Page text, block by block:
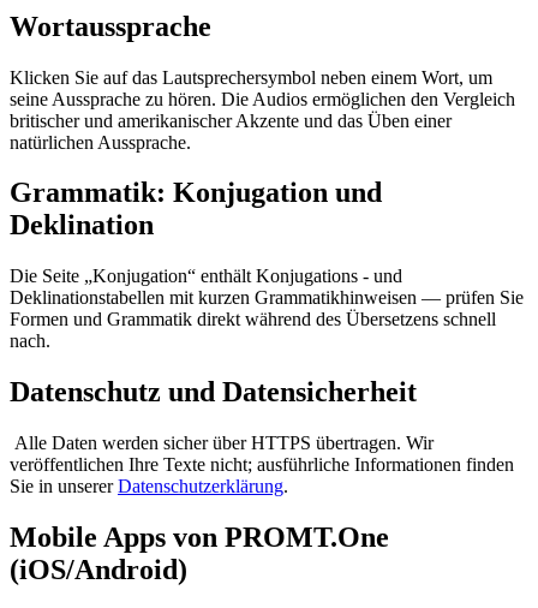
Wortaussprache
Klicken Sie auf das Lautsprechersymbol neben einem Wort, um
seine Aussprache zu hören. Die Audios ermöglichen den Vergleich
britischer und amerikanischer Akzente und das Üben einer
natürlichen Aussprache.
Grammatik: Konjugation und
Deklination
Die Seite „Konjugation“ enthält Konjugations - und
Deklinationstabellen mit kurzen Grammatikhinweisen — prüfen Sie
Formen und Grammatik direkt während des Übersetzens schnell
nach.
Datenschutz und Datensicherheit
Alle Daten werden sicher über HTTPS übertragen. Wir
veröffentlichen Ihre Texte nicht; ausführliche Informationen finden
Sie in unsererDatenschutzerklärung.
Mobile Apps von PROMT.One
(iOS/Android)